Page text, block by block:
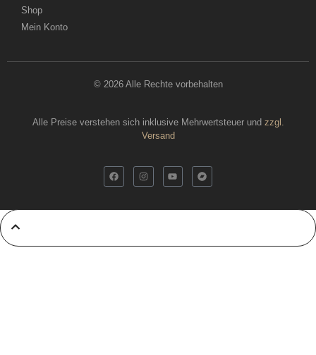
Shop
Mein Konto
© 2026 Alle Rechte vorbehalten
Alle Preise verstehen sich inklusive Mehrwertsteuer und zzgl.
Versand